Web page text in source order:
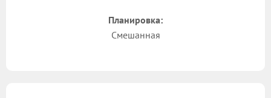
Планировка:
Смешанная